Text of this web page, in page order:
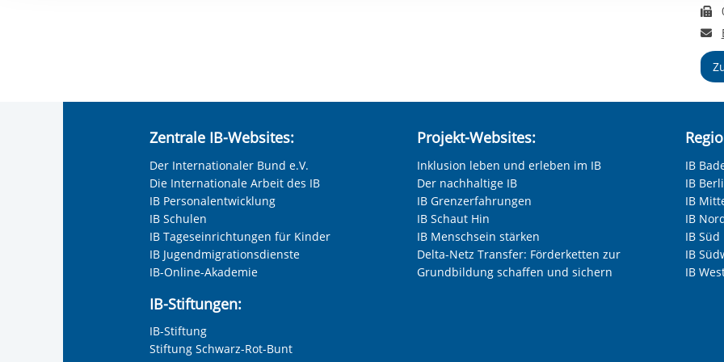
Ihre etwaige Einwilligung erstreckt sich nicht auf notwendige Cookies, die erforderlich zur
der von Ihnen aufgerufenen und somit gewünschten Website-Funktionen sind. Diese
Zentrale IB-Websites:
Der Internationaler Bund e.V.
Die Internationale Arbeit des IB
IB Personalentwicklung
IB Schulen
IB Tageseinrichtungen für Kinder
IB Jugendmigrationsdienste
IB-Online-Akademie
IB-Stiftungen:
IB-Stiftung
Stiftung Schwarz-Rot-Bunt
Projekt-Websites:
Inklusion leben und erleben im IB
Der nachhaltige IB
IB Grenzerfahrungen
IB Schaut Hin
IB Menschsein stärken
Delta-Netz Transfer: Förderketten zur
Grundbildung schaffen und sichern
IB
IB
IB
IB
IB Süd
IB
IB